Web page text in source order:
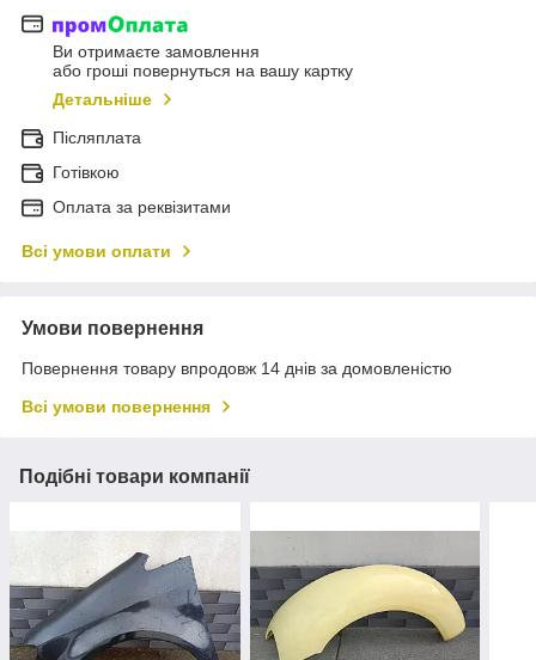
Ви отримаєте замовлення
або гроші повернуться на вашу картку
Детальніше
Післяплата
Готівкою
Оплата за реквізитами
Всі умови оплати
Умови повернення
Повернення товару впродовж 14 днів за домовленістю
Всі умови повернення
Подібні товари компанії